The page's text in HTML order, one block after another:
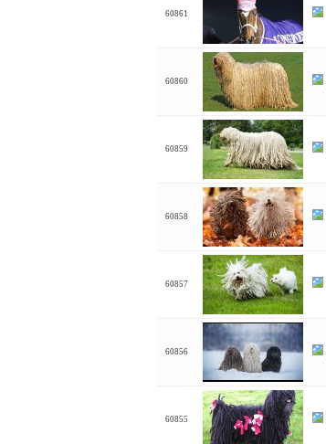
60861
60860
60859
60858
60857
60856
60855